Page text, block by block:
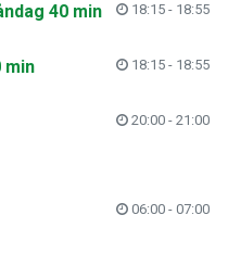
40 min
18:15 - 18:55
min
18:15 - 18:55
20:00 - 21:00
06:00 - 07:00